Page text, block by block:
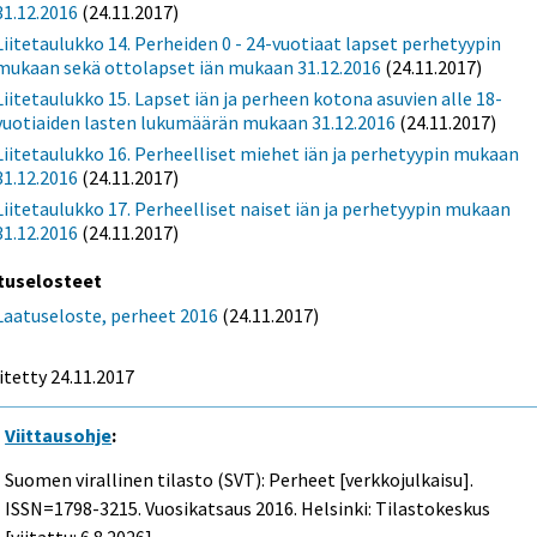
(24.11.2017)
14. Perheiden 0 - 24-vuotiaat lapset perhetyypin
sekä ottolapset iän mukaan 31.12.2016 (24.11.2017)
15. Lapset iän ja perheen kotona asuvien alle 18-
lasten lukumäärän mukaan 31.12.2016 (24.11.2017)
16. Perheelliset miehet iän ja perhetyypin mukaan
(24.11.2017)
17. Perheelliset naiset iän ja perhetyypin mukaan
(24.11.2017)
perheet 2016 (24.11.2017)
24.11.2017
Viittausohje:
Suomen virallinen tilasto (SVT): Perheet [verkkojulkaisu].
ISSN=1798-3215.Vuosikatsaus 2016. Helsinki: Tilastokeskus